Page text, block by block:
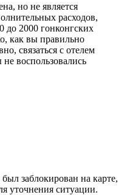
но не является
расходов,
до 2000 гонконгских
как вы правильно
связаться с отелем
воспользовались
заблокирован на карте,
уточнения ситуации.